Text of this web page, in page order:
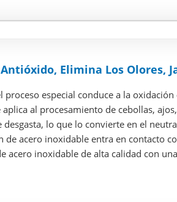
Elimina Los Olores,
especial conduce a la oxidación
al procesamiento de cebollas,
lo que lo convierte en el
acero inoxidable entra en contacto
acero inoxidable de alta calidad con